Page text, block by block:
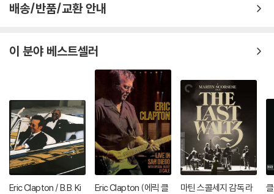
배송/반품/교환 안내
이 분야 베스트셀러
Eric Clapton / B.B. Ki
Eric Clapton (에릭 클
마틴 스콜세지 감독 라